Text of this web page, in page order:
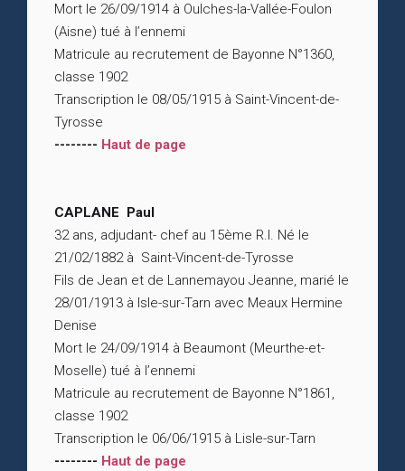
Mort le 26/09/1914 à Oulches-la-Vallée-Foulon
(Aisne) tué à l’ennemi
Matricule au recrutement de Bayonne N°1360,
classe 1902
Transcription le 08/05/1915 à Saint-Vincent-de-
Tyrosse
-------- Haut de page
CAPLANE Paul
32 ans, adjudant- chef au 15ème R.I. Né le
21/02/1882 à Saint-Vincent-de-Tyrosse
Fils de Jean et de Lannemayou Jeanne, marié le
28/01/1913 à Isle-sur-Tarn avec Meaux Hermine
Denise
Mort le 24/09/1914 à Beaumont (Meurthe-et-
Moselle) tué à l’ennemi
Matricule au recrutement de Bayonne N°1861,
classe 1902
Transcription le 06/06/1915 à Lisle-sur-Tarn
-------- Haut de page